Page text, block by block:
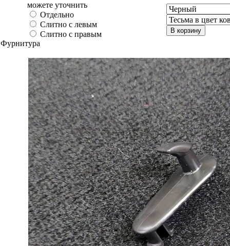
можете уточнить
Отдельно
Слитно с левым
Слитно с правым
В корзину
Фурнитура